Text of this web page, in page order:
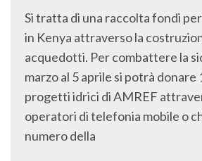
Si tratta di una raccolta fondi
in Kenya attraverso la
acquedotti. Per combattere la
marzo al 5 aprile si potrà donare
progetti idrici di AMREF
operatori di telefonia mobile o
numero della